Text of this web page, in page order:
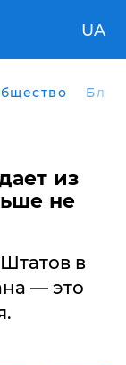
UA
из
не
в
— это